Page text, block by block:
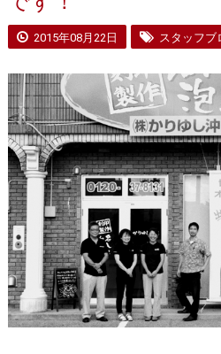
2015年08月22日 スタッフブ